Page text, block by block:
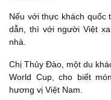
Nếu với thực khách quốc
dẫn, thì với người Việt
nhà.
Chị Thủy Đào, một du
World Cup, cho biết
hương vị Việt Nam.